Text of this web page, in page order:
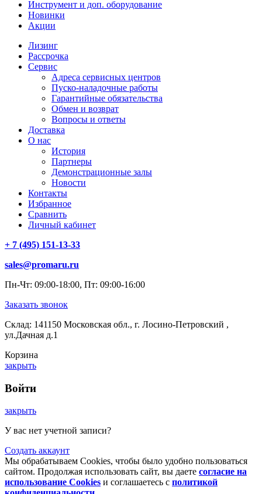
Инструмент и доп. оборудование
Новинки
Акции
Лизинг
Рассрочка
Сервис
Адреса сервисных центров
Пуско-наладочные работы
Гарантийные обязательства
Обмен и возврат
Вопросы и ответы
Доставка
О нас
История
Партнеры
Демонстрационные залы
Новости
Контакты
Избранное
Сравнить
Личный кабинет
+ 7 (495) 151-13-33
sales@promaru.ru
Пн-Чт: 09:00-18:00, Пт: 09:00-16:00
Заказать звонок
Склад: 141150 Московская обл., г. Лосино-Петровский ,
ул.Дачная д.1
Корзина
закрыть
Войти
закрыть
У вас нет учетной записи?
Создать аккаунт
Мы обрабатываем Cookies, чтобы было удобно пользоваться
сайтом. Продолжая использовать сайт, вы даете согласие на
использование Cookies и соглашаетесь с политикой